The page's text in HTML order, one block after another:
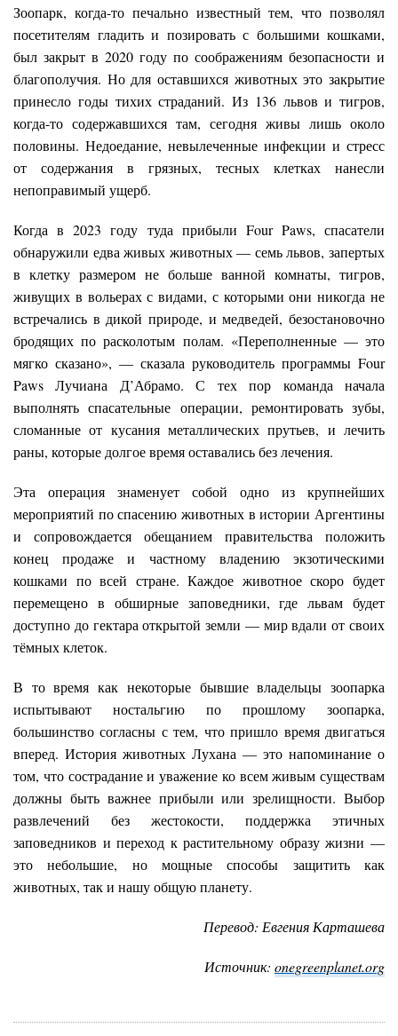
Зоопарк, когда-то печально известный тем, что позволял
посетителям гладить и позировать с большими кошками,
был закрыт в 2020 году по соображениям безопасности и
благополучия. Но для оставшихся животных это закрытие
принесло годы тихих страданий. Из 136 львов и тигров,
когда-то содержавшихся там, сегодня живы лишь около
половины. Недоедание, невылеченные инфекции и стресс
от содержания в грязных, тесных клетках нанесли
непоправимый ущерб.
Когда в 2023 году туда прибыли Four Paws, спасатели
обнаружили едва живых животных — семь львов, запертых
в клетку размером не больше ванной комнаты, тигров,
живущих в вольерах с видами, с которыми они никогда не
встречались в дикой природе, и медведей, безостановочно
бродящих по расколотым полам. «Переполненные — это
мягко сказано», — сказала руководитель программы Four
Paws Лучиана Д’Абрамо. С тех пор команда начала
выполнять спасательные операции, ремонтировать зубы,
сломанные от кусания металлических прутьев, и лечить
раны, которые долгое время оставались без лечения.
Эта операция знаменует собой одно из крупнейших
мероприятий по спасению животных в истории Аргентины
и сопровождается обещанием правительства положить
конец продаже и частному владению экзотическими
кошками по всей стране. Каждое животное скоро будет
перемещено в обширные заповедники, где львам будет
доступно до гектара открытой земли — мир вдали от своих
тёмных клеток.
В то время как некоторые бывшие владельцы зоопарка
испытывают ностальгию по прошлому зоопарка,
большинство согласны с тем, что пришло время двигаться
вперед. История животных Лухана — это напоминание о
том, что сострадание и уважение ко всем живым существам
должны быть важнее прибыли или зрелищности. Выбор
развлечений без жестокости, поддержка этичных
заповедников и переход к растительному образу жизни —
это небольшие, но мощные способы защитить как
животных, так и нашу общую планету.
Перевод: Евгения Карташева
Источник: onegreenplanet.org